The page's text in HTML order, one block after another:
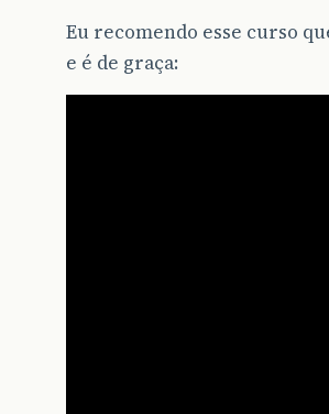
Eu recomendo esse curso
e é de graça: